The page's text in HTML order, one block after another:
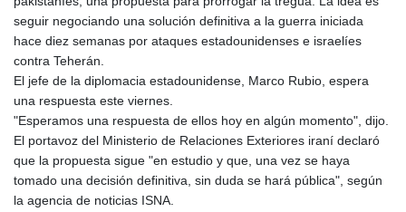
LBP
103275.743756
LKR 387.390908
LSL 18.810948
LVL 0.69777
LYD 7.351704
MAD 10.760248
MDL 20.066456
seguir negociando una solución definitiva a la guerra iniciada
hace diez semanas por ataques estadounidenses e israelíes
contra Teherán.
El jefe de la diplomacia estadounidense, Marco Rubio, espera
una respuesta este viernes.
"Esperamos una respuesta de ellos hoy en algún momento", dijo.
El portavoz del Ministerio de Relaciones Exteriores iraní declaró
que la propuesta sigue "en estudio y que, una vez se haya
tomado una decisión definitiva, sin duda se hará pública", según
la agencia de noticias ISNA.